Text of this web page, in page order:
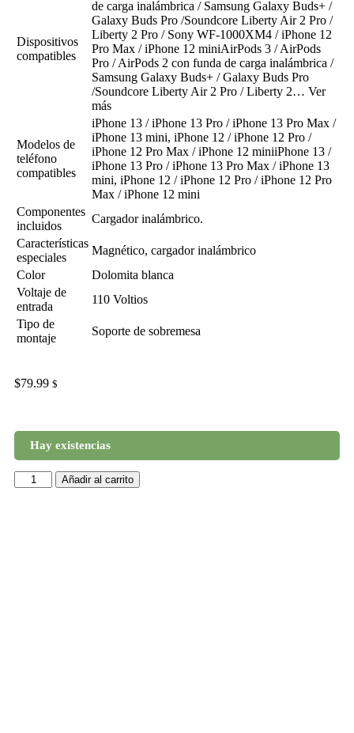
Dispositivos
compatibles
de carga inalámbrica / Samsung Galaxy Buds+ /
Galaxy Buds Pro /Soundcore Liberty Air 2 Pro /
Liberty 2 Pro / Sony WF-1000XM4 / iPhone 12
Pro Max / iPhone 12 miniAirPods 3 / AirPods
Pro / AirPods 2 con funda de carga inalámbrica /
Samsung Galaxy Buds+ / Galaxy Buds Pro
/Soundcore Liberty Air 2 Pro / Liberty 2… Ver
más
Modelos de
teléfono
compatibles
iPhone 13 / iPhone 13 Pro / iPhone 13 Pro Max /
iPhone 13 mini, iPhone 12 / iPhone 12 Pro /
iPhone 12 Pro Max / iPhone 12 miniiPhone 13 /
iPhone 13 Pro / iPhone 13 Pro Max / iPhone 13
mini, iPhone 12 / iPhone 12 Pro / iPhone 12 Pro
Max / iPhone 12 mini
Componentes
incluidos
Cargador inalámbrico.
Características
especiales
Magnético, cargador inalámbrico
Color
Dolomita blanca
Voltaje de
entrada
110 Voltios
Tipo de
montaje
Soporte de sobremesa
$79.99 $
Hay existencias
Añadir al carrito